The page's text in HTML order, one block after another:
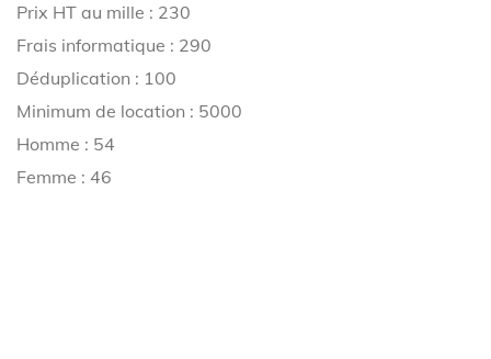
Prix HT au mille : 230
Frais informatique : 290
Déduplication : 100
Minimum de location : 5000
Homme : 54
Femme : 46